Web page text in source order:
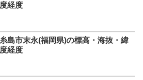
度経度
糸島市末永(福岡県)の標高・海抜・緯
度経度